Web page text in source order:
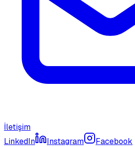
İletişim
LinkedIn
Instagram Facebook